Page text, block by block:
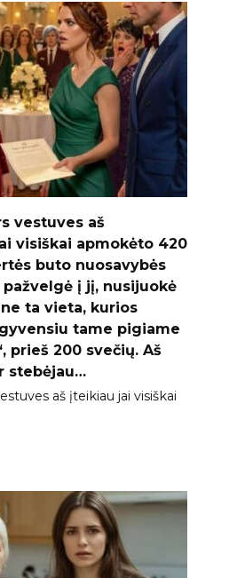
vestuves aš
visiškai apmokėto 420
buto nuosavybės
į jį, nusijuokė
ne ta vieta, kurios
tame pigiame
prieš 200 svečių. Aš
stebėjau…
aš įteikiau jai visiškai